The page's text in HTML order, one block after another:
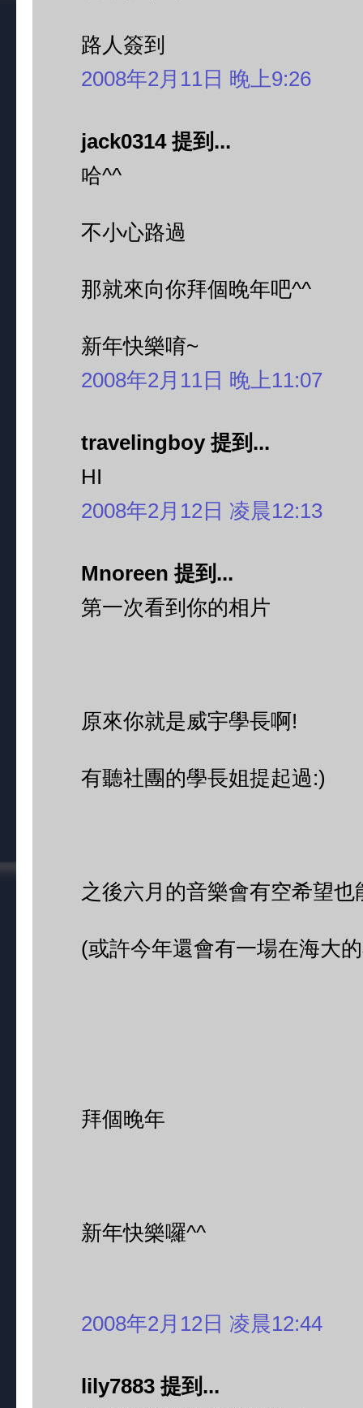
路人簽到
2008年2月11日 晚上9:26
jack0314 提到...
哈^^
不小心路過
那就來向你拜個晚年吧^^
新年快樂唷~
2008年2月11日 晚上11:07
travelingboy 提到...
HI
2008年2月12日 凌晨12:13
Mnoreen 提到...
第一次看到你的相片
原來你就是威宇學長啊!
有聽社團的學長姐提起過:)
之後六月的音樂會有空希望也
(或許今年還會有一場在海大
拜個晚年
新年快樂囉^^
2008年2月12日 凌晨12:44
lily7883 提到...